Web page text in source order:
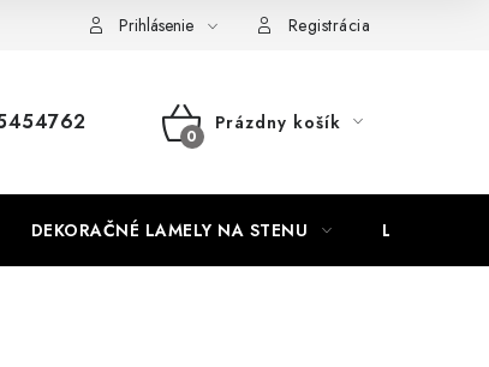
na mieru Najpredávanejšie produkty
Prihlásenie Registrácia
NÁKUPNÝ
Prázdny košík
DEKORAČNÉ LAMELY NA STENU LAMELOVÉ